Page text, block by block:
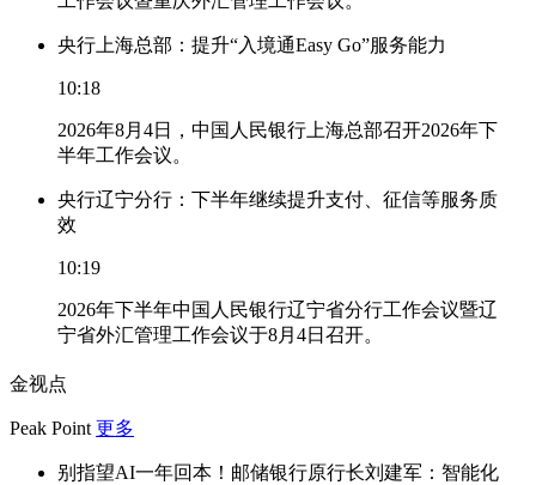
央行上海总部：提升“入境通Easy Go”服务能力
10:18
2026年8月4日，中国人民银行上海总部召开2026年下
半年工作会议。
央行辽宁分行：下半年继续提升支付、征信等服务质
效
10:19
2026年下半年中国人民银行辽宁省分行工作会议暨辽
宁省外汇管理工作会议于8月4日召开。
金视点
Peak Point 更多
别指望AI一年回本！邮储银行原行长刘建军：智能化